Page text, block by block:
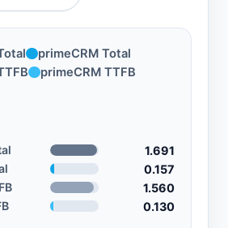
primeCRM Total
primeCRM TTFB
1.691
0.157
1.560
0.130